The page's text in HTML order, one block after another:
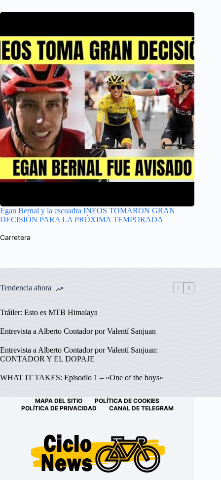
Egan Bernal y la escuadra INEOS TOMARON GRAN
DECISIÓN PARA LA PRÓXIMA TEMPORADA
Carretera
Tendencia ahora
Tráiler: Esto es MTB Himalaya
Entrevista a Alberto Contador por Valentí Sanjuan
Entrevista a Alberto Contador por Valentí Sanjuan:
CONTADOR Y EL DOPAJE
WHAT IT TAKES: Episodio 1 – «One of the boys»
MAPA DEL SITIO
POLÍTICA DE COOKIES
POLÍTICA DE PRIVACIDAD
CANAL DE TELEGRAM